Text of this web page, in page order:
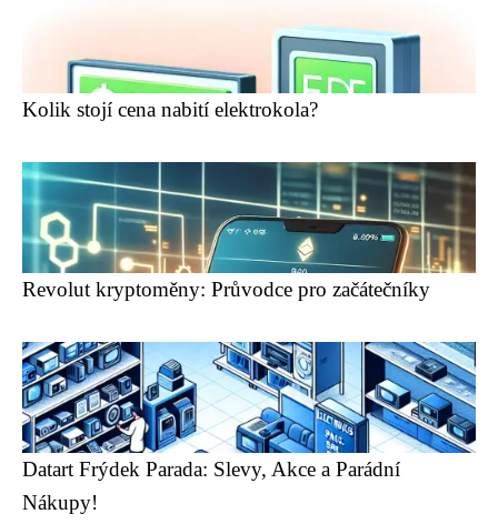
Kolik stojí cena nabití elektrokola?
Revolut kryptoměny: Průvodce pro začátečníky
Datart Frýdek Parada: Slevy, Akce a Parádní
Nákupy!